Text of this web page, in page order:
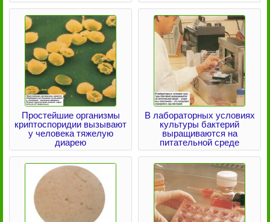
Простейшие организмы
криптоспоридии вызывают
у человека тяжелую
диарею
В лабораторных условиях
культуры бактерий
выращиваются на
питательной среде